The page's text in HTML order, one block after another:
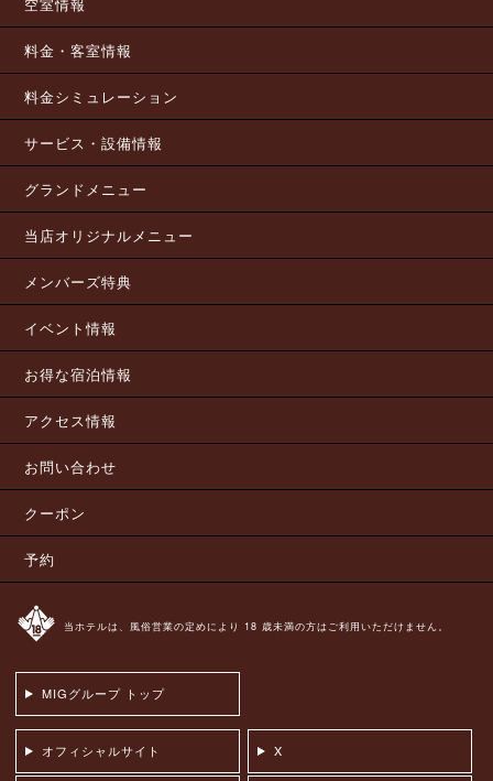
料金・客室情報
料金シミュレーション
サービス・設備情報
グランドメニュー
当店オリジナルメニュー
メンバーズ特典
イベント情報
お得な宿泊情報
アクセス情報
お問い合わせ
クーポン
予約
当ホテルは、風俗営業の定めにより 18 歳未満の方はご利用いただけません。
MIGグループ トップ
オフィシャルサイト X